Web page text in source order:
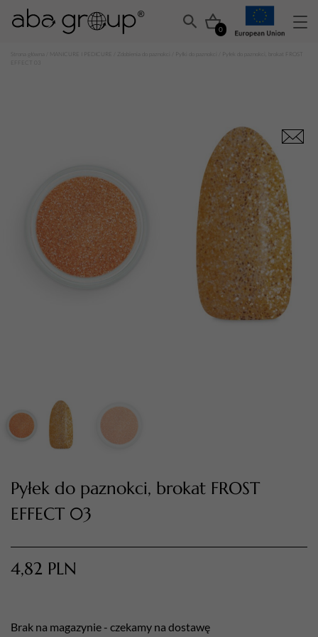
0
PRZEJDŹ DO KOSZYKA
MANICURE I PEDICURE Pyłki do paznokci
/ Pyłek do paznokci, brokat FROST
Pyłek do paznokci, brokat FROST
EFFECT 03
4,82 PLN
Brak na magazynie - czekamy na dostawę